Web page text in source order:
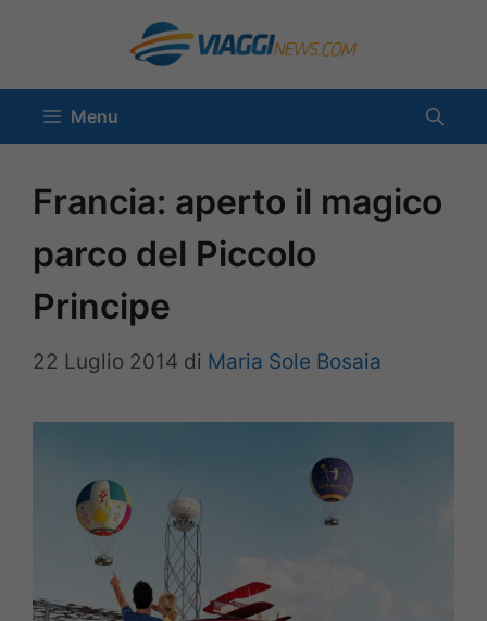
contenuto
Menu
Francia: aperto il magico
parco del Piccolo
Principe
22 Luglio 2014 di Maria Sole Bosaia